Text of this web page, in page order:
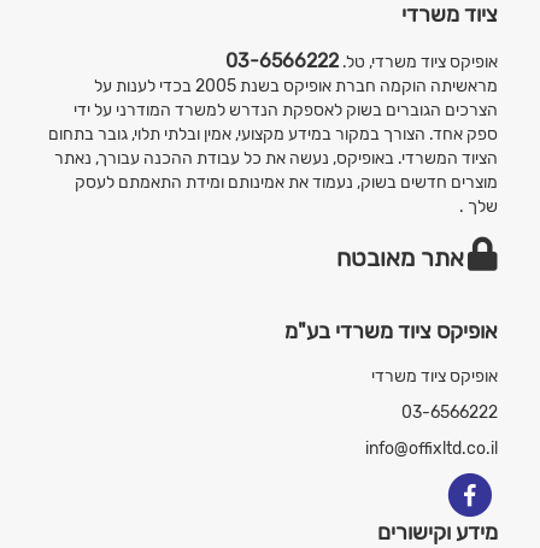
ציוד משרדי
אופיקס ציוד משרדי, טל. 03-6566222
מראשיתה הוקמה חברת אופיקס בשנת 2005 בכדי לענות על
הצרכים הגוברים בשוק לאספקת הנדרש למשרד המודרני על ידי
ספק אחד. הצורך במקור במידע מקצועי, אמין ובלתי תלוי, גובר בתחום
הציוד המשרדי. באופיקס, נעשה את כל עבודת ההכנה עבורך, נאתר
מוצרים חדשים בשוק, נעמוד את אמינותם ומידת התאמתם לעסק
שלך .
אתר מאובטח
אופיקס ציוד משרדי בע"מ
אופיקס ציוד משרדי
03-6566222
info@offixltd.co.il
מידע וקישורים